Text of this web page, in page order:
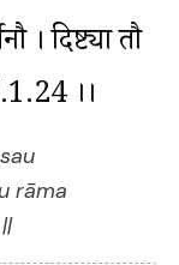
। दिष्ट्या तौ
।।
rāma